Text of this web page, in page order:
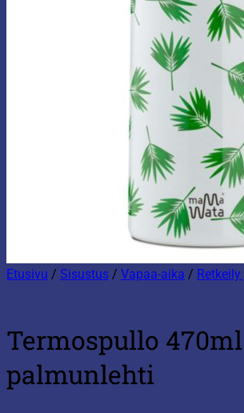
Etusivu / Sisustus / Vapaa-aika /
Termospullo 470ml
palmunlehti